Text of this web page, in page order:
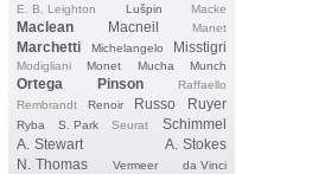
E. B. Leighton
Lušpin Macke
Maclean Macneil Manet
Marchetti Michelangelo Misstigri
Modigliani Monet Mucha Munch
Ortega Pinson
Raffaello
Rembrandt
Renoir Russo Ruyer
Ryba S. Park Seurat
Schimmel
A. Stewart
A. Stokes
N. Thomas
Vermeer
da Vinci